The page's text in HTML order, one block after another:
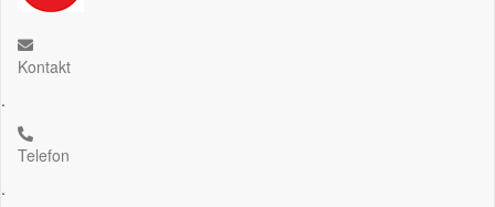
Kontakt
.
Telefon
.